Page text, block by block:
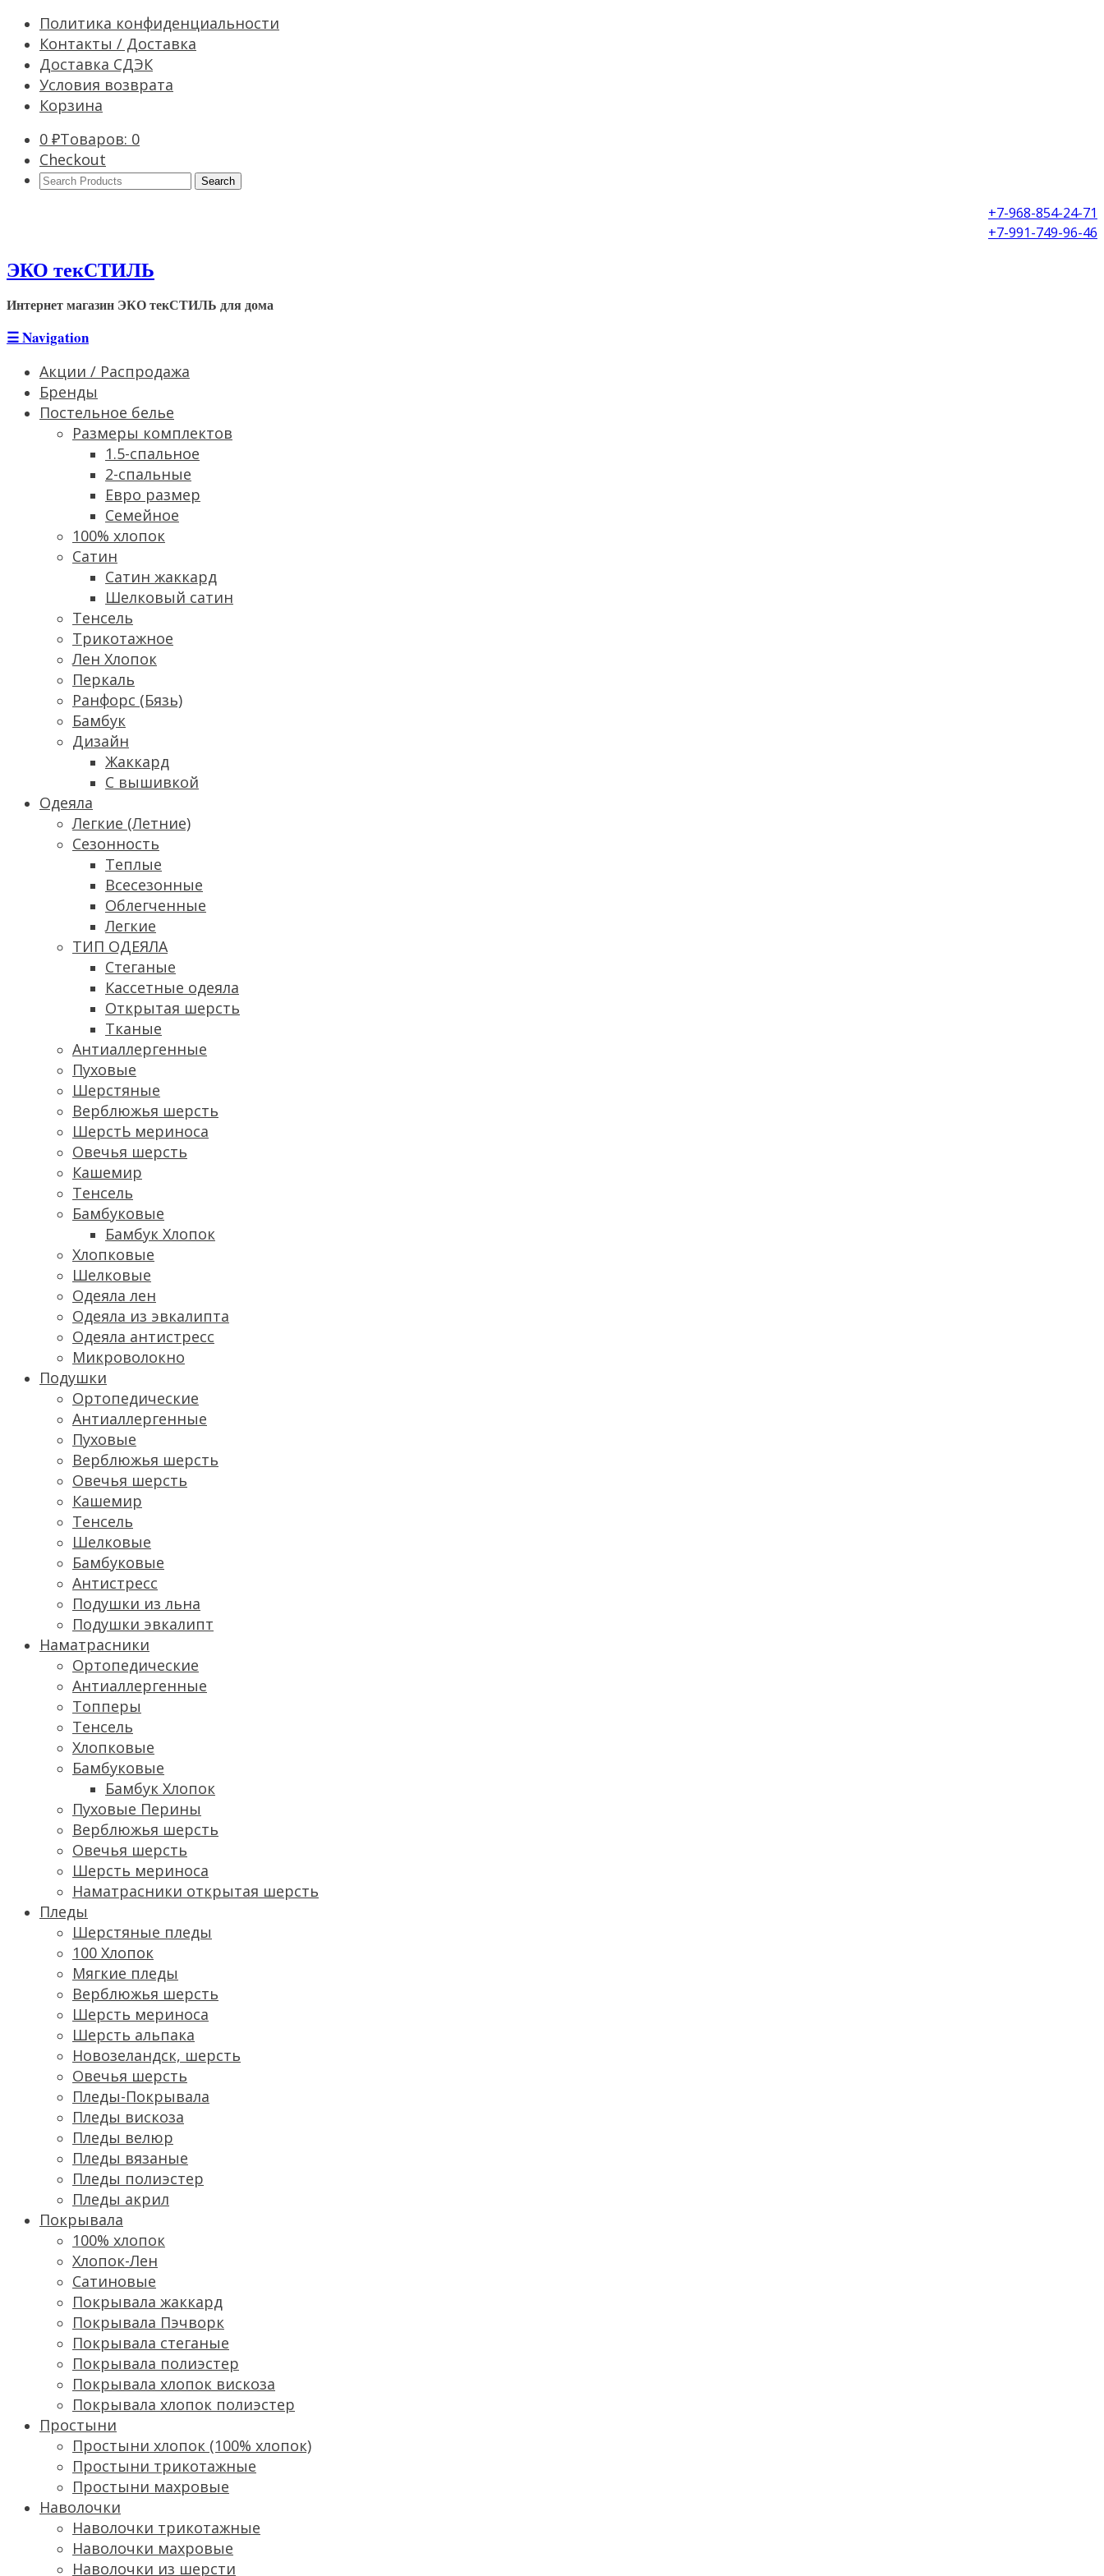
Политика конфиденциальности
Контакты / Доставка
Доставка СДЭК
Условия возврата
Корзина
0 ₽Товаров: 0
Checkout
Search
+7-968-854-24-71
+7-991-749-96-46
ЭКО текСТИЛЬ
Интернет магазин ЭКО текСТИЛЬ для дома
☰Navigation
Акции / Распродажа
Бренды
Постельное белье
Размеры комплектов
1.5-спальное
2-спальные
Евро размер
Семейное
100% хлопок
Сатин
Cатин жаккард
Шелковый сатин
Тенсель
Трикотажное
Лен Хлопок
Перкаль
Ранфорс (Бязь)
Бамбук
Дизайн
Жаккард
С вышивкой
Одеяла
Легкие (Летние)
Сезонность
Теплые
Всесезонные
Облегченные
Легкие
ТИП ОДЕЯЛА
Стеганые
Кассетные одеяла
Открытая шерсть
Тканые
Антиаллергенные
Пуховые
Шерстяные
Верблюжья шерсть
ШерстЬ мериноса
Овечья шерсть
Кашемир
Тенсель
Бамбуковые
Бамбук Хлопок
Хлопковые
Шелковые
Одеяла лен
Одеяла из эвкалипта
Одеяла антистресс
Микроволокно
Подушки
Ортопедические
Антиаллергенные
Пуховые
Верблюжья шерсть
Овечья шерсть
Кашемир
Тенсель
Шелковые
Бамбуковые
Антистресс
Подушки из льна
Подушки эвкалипт
Наматрасники
Ортопедические
Антиаллергенные
Топперы
Тенсель
Хлопковые
Бамбуковые
Бамбук Хлопок
Пуховые Перины
Верблюжья шерсть
Овечья шерсть
Шерсть мериноса
Наматрасники открытая шерсть
Пледы
Шерстяные пледы
100 Хлопок
Мягкие пледы
Верблюжья шерсть
Шерсть мериноса
Шерсть альпака
Новозеландск, шерсть
Овечья шерсть
Пледы-Покрывала
Пледы вискоза
Пледы велюр
Пледы вязаные
Пледы полиэстер
Пледы акрил
Покрывала
100% хлопок
Хлопок-Лен
Сатиновые
Покрывала жаккард
Покрывала Пэчворк
Покрывала стеганые
Покрывала полиэстер
Покрывала хлопок вискоза
Покрывала хлопок полиэстер
Простыни
Простыни хлопок (100% хлопок)
Простыни трикотажные
Простыни махровые
Наволочки
Наволочки трикотажные
Наволочки махровые
Наволочки из шерсти